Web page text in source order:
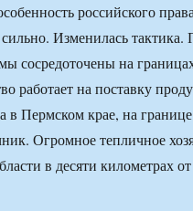
российского
Изменилась
сосредоточены на
работает на поставку
Пермском крае, на
Огромное тепличное
в десяти километрах